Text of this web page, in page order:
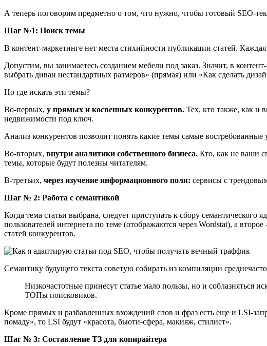
А теперь поговорим предметно о том, что нужно, чтобы готовый SEO-
Шаг №1: Поиск темы
В контент-маркетинге нет места стихийности публикации статей.
Допустим, вы занимаетесь созданием мебели под заказ. Значит, в
выбрать диван нестандартных размеров» (прямая) или «Как сделать
Но где искать эти темы?
Во-первых, у прямых и косвенных конкурентов. Тех, кто также, как и
недвижимости под ключ.
Анализ конкурентов позволит понять какие темы самые
Во-вторых, внутри аналитики собственного бизнеса. Кто, как не ваши
темы, которые будут полезны читателям.
В-третьих, через изучение информационного поля: сервисы с
Шаг № 2: Работа с семантикой
Когда тема статьи выбрана, следует приступать к сбору
пользователей интернета по теме (отображаются через Wordstat), а
статей конкурентов.
Семантику будущего текста советую собирать из компиляции
Низкочастотные принесут статье мало пользы, но и
ТОПы поисковиков.
Кроме прямых и разбавленных вхождений слов и фраз есть еще и LSI-
помаду», то LSI будут «красота, бьюти-сфера, макияж, стилист».
Шаг № 3: Составление ТЗ для копирайтера